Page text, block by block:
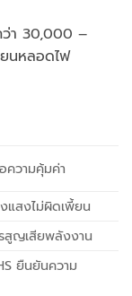
ว่า 30,000 –
นหลอดไฟ
ความคุ้มค่า
แสงไม่ผิดเพี้ยน
สูญเสียพลังงาน
ยืนยันความ